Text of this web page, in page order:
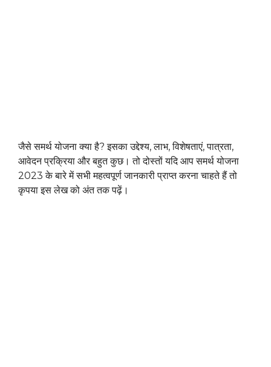
जैसे समर्थ योजना क्या है? इसका उद्देश्य, लाभ, विशेषताएं, पात्रता,
आवेदन प्रक्रिया और बहुत कुछ। तो दोस्तों यदि आप समर्थ योजना
2023 के बारे में सभी महत्वपूर्ण जानकारी प्राप्त करना चाहते हैं तो
कृपया इस लेख को अंत तक पढ़ें।